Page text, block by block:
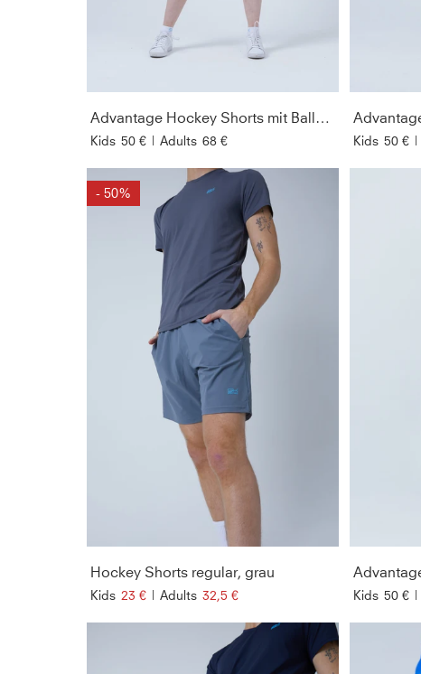
Advantage Hockey Shorts mit Ballhalter, navy blau
Kids 50 € | Adults 68 € Kids 50 € |
- 50%
Hockey Shorts regular, grau
Kids 23 € | Adults 32,5 € Kids 50 € |